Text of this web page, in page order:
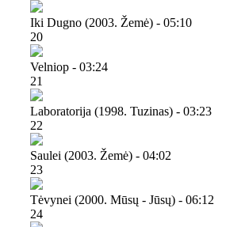
Iki Dugno (2003. Žemė) - 05:10
20
Velniop - 03:24
21
Laboratorija (1998. Tuzinas) - 03:23
22
Saulei (2003. Žemė) - 04:02
23
Tėvynei (2000. Mūsų - Jūsų) - 06:12
24